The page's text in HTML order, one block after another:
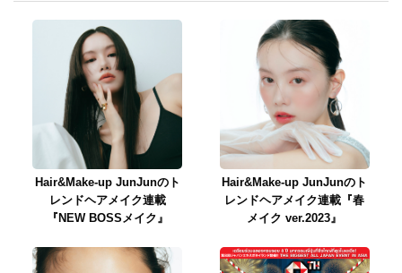
Hair&Make-up JunJunのト
レンドヘアメイク連載
『NEW BOSSメイク』
Hair&Make-up JunJunのト
レンドヘアメイク連載『春
メイク ver.2023』